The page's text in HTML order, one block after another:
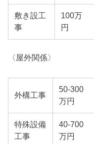
敷き設工
事
100万
円
〈屋外関係〉
外構工事
50-300
万円
特殊設備
工事
40-700
万円